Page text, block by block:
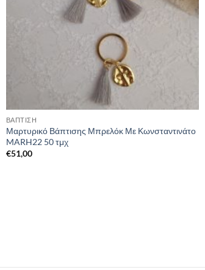
ΒΑΠΤΙΣΗ
Μαρτυρικό Βάπτισης Μπρελόκ Με Κωνσταντινάτο
MARH22 50 τμχ
€51,00